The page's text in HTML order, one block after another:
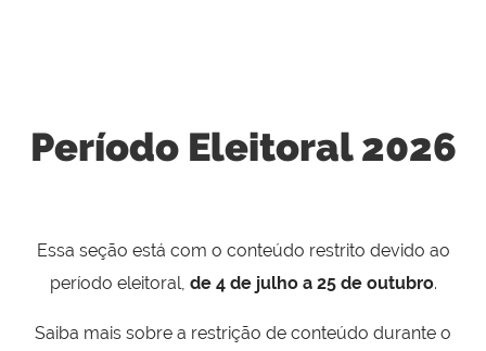
Período Eleitoral 2026
Essa seção está com o conteúdo restrito devido ao
período eleitoral, de 4 de julho a 25 de outubro.
Saiba mais sobre a restrição de conteúdo durante o